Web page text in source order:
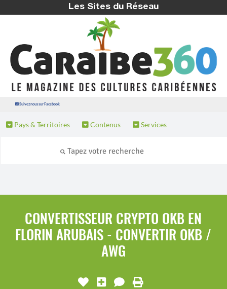
Les Sites du Réseau
Suivez nous sur Facebook
Pays & Territoires Contenus Services
CONVERTISSEUR CRYPTO OKB EN
FLORIN ARUBAIS - CONVERTIR OKB /
AWG